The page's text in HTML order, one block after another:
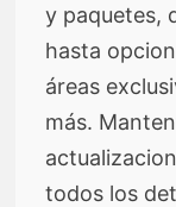
y paquetes,
hasta
áreas
más.
todos los